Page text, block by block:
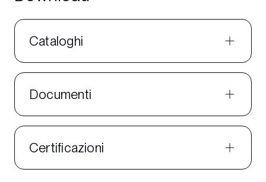
Cataloghi
Documenti
Certificazioni